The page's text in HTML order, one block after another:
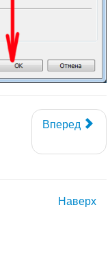
Вперед
Наверх